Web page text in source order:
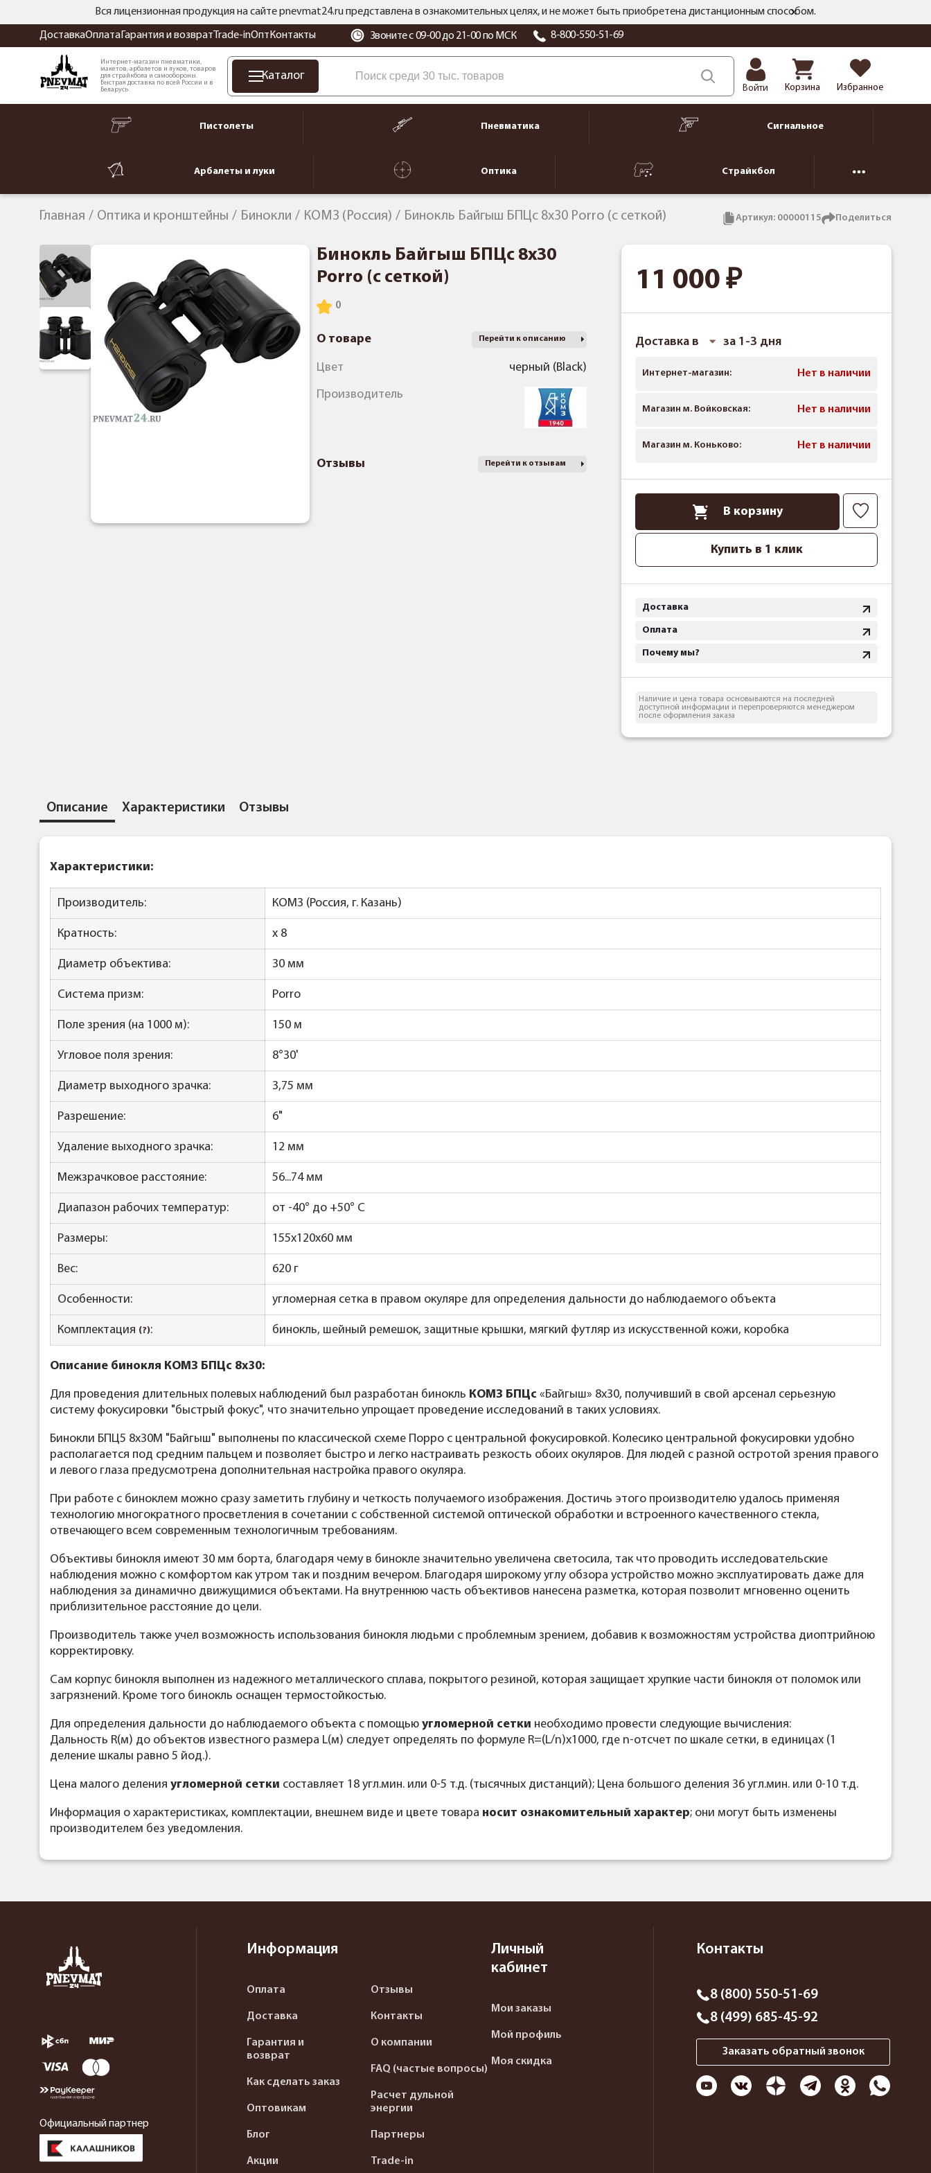
Вся лицензионная продукция на сайте pnevmat24.ru представлена в ознакомительных целях, и не может быть приобретена дистанционным способом.
ДоставкаОплата Гарантия и возврат Trade-inОпт Контакты Звоните с 09-00 до 21-00 по МСК 8-800-550-51-69
Интернет-магазин пневматики,
макетов, арбалетов и луков, товаров
для страйкбола и самообороны.
Быстрая доставка по всей России и в
Беларусь.
Каталог
Войти Корзина Избранное
Пистолеты Пневматика Сигнальное
Арбалеты и луки Оптика Страйкбол
Главная Оптика и кронштейны Бинокли КОМЗ (Россия) Бинокль Байгыш БПЦс 8x30 Porro (с сеткой) Артикул: 00000115 Поделиться
Бинокль Байгыш БПЦс 8x30
Porro (с сеткой)
О товаре Перейти к описанию
Цвет черный (Black)
Производитель
Отзывы Перейти к отзывам
11 000
Доставка в за 1-3 дня
Интернет-магазин: Нет в наличии
Магазин м. Войковская: Нет в наличии
Магазин м. Коньково: Нет в наличии
В корзину
Купить в 1 клик
Доставка
Оплата
Почему мы?
Наличие и цена товара основываются на последней
доступной информации и перепроверяются менеджером
после оформления заказа
Описание Характеристики Отзывы
Характеристики:
Производитель: КОМЗ (Россия, г. Казань)
Кратность: x 8
Диаметр объектива: 30 мм
Система призм: Porro
Поле зрения (на 1000 м): 150 м
Угловое поля зрения: 8°30'
Диаметр выходного зрачка: 3,75 мм
Разрешение: 6"
Удаление выходного зрачка: 12 мм
Межзрачковое расстояние: 56...74 мм
Диапазон рабочих температур: от -40° до +50° С
Размеры: 155x120x60 мм
Вес: 620 г
Особенности: угломерная сетка в правом окуляре для определения дальности до наблюдаемого объекта
Комплектация (?): бинокль, шейный ремешок, защитные крышки, мягкий футляр из искусственной кожи, коробка
Описание бинокля КОМЗ БПЦс 8x30:
Для проведения длительных полевых наблюдений был разработан бинокль КОМЗ БПЦс «Байгыш» 8x30, получивший в свой арсенал серьезную
систему фокусировки "быстрый фокус", что значительно упрощает проведение исследований в таких условиях.
Бинокли БПЦ5 8х30М "Байгыш" выполнены по классической схеме Порро с центральной фокусировкой. Колесико центральной фокусировки удобно
располагается под средним пальцем и позволяет быстро и легко настраивать резкость обоих окуляров. Для людей с разной остротой зрения правого
и левого глаза предусмотрена дополнительная настройка правого окуляра.
При работе с биноклем можно сразу заметить глубину и четкость получаемого изображения. Достичь этого производителю удалось применяя
технологию многократного просветления в сочетании с собственной системой оптической обработки и встроенного качественного стекла,
отвечающего всем современным технологичным требованиям.
Объективы бинокля имеют 30 мм борта, благодаря чему в бинокле значительно увеличена светосила, так что проводить исследовательские
наблюдения можно с комфортом как утром так и поздним вечером. Благодаря широкому углу обзора устройство можно эксплуатировать даже для
наблюдения за динамично движущимися объектами. На внутреннюю часть объективов нанесена разметка, которая позволит мгновенно оценить
приблизительное расстояние до цели.
Производитель также учел возможность использования бинокля людьми с проблемным зрением, добавив к возможностям устройства диоптрийною
корректировку.
Сам корпус бинокля выполнен из надежного металлического сплава, покрытого резиной, которая защищает хрупкие части бинокля от поломок или
загрязнений. Кроме того бинокль оснащен термостойкостью.
Для определения дальности до наблюдаемого объекта с помощью угломерной сетки необходимо провести следующие вычисления:
Дальность R(м) до объектов известного размера L(м) следует определять по формуле R=(L/n)x1000, где n-отсчет по шкале сетки, в единицах (1
деление шкалы равно 5 йод.).
Цена малого деления угломерной сетки составляет 18 угл.мин. или 0-5 т.д. (тысячных дистанций); Цена большого деления 36 угл.мин. или 0-10 т.д.
Информация о характеристиках, комплектации, внешнем виде и цвете товара носит ознакомительный характер; они могут быть изменены
производителем без уведомления.
Официальный партнер
Информация
Оплата
Доставка
Гарантия и
возврат
Как сделать заказ
Оптовикам
Блог
Акции
Отзывы
Контакты
О компании
FAQ (частые вопросы)
Расчет дульной
энергии
Партнеры
Trade-in
Личный
кабинет
Мои заказы
Мой профиль
Моя скидка
Контакты
8 (800) 550-51-69
8 (499) 685-45-92
Заказать обратный звонок